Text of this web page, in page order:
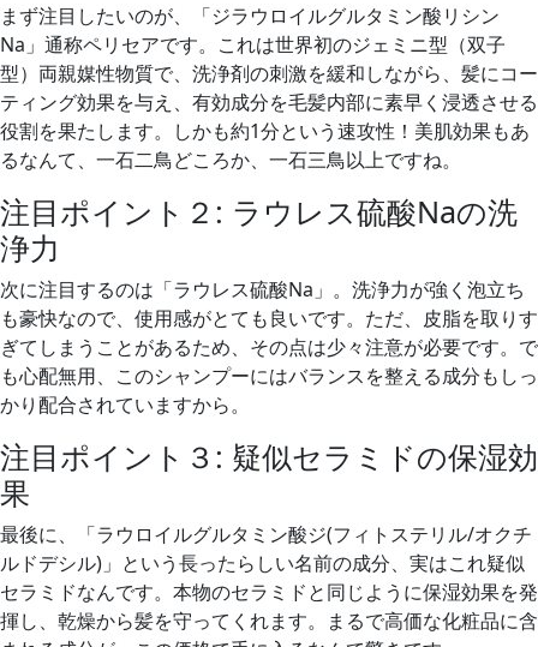
まず注目したいのが、「ジラウロイルグルタミン酸リシン
Na」通称ペリセアです。これは世界初のジェミニ型（双子
型）両親媒性物質で、洗浄剤の刺激を緩和しながら、髪にコー
ティング効果を与え、有効成分を毛髪内部に素早く浸透させる
役割を果たします。しかも約1分という速攻性！美肌効果もあ
るなんて、一石二鳥どころか、一石三鳥以上ですね。
注目ポイント２: ラウレス硫酸Naの洗
浄力
次に注目するのは「ラウレス硫酸Na」。洗浄力が強く泡立ち
も豪快なので、使用感がとても良いです。ただ、皮脂を取りす
ぎてしまうことがあるため、その点は少々注意が必要です。で
も心配無用、このシャンプーにはバランスを整える成分もしっ
かり配合されていますから。
注目ポイント３: 疑似セラミドの保湿効
果
最後に、「ラウロイルグルタミン酸ジ(フィトステリル/オクチ
ルドデシル)」という長ったらしい名前の成分、実はこれ疑似
セラミドなんです。本物のセラミドと同じように保湿効果を発
揮し、乾燥から髪を守ってくれます。まるで高価な化粧品に含